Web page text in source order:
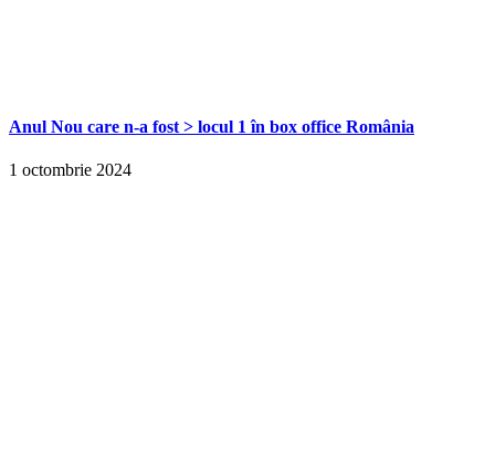
Anul Nou care n-a fost > locul 1 în box office România
1 octombrie 2024